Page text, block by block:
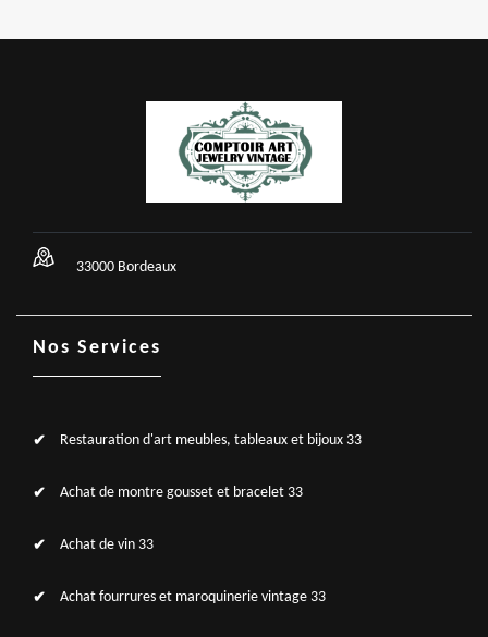
33000 Bordeaux
Nos Services
Restauration d'art meubles, tableaux et bijoux 33
Achat de montre gousset et bracelet 33
Achat de vin 33
Achat fourrures et maroquinerie vintage 33